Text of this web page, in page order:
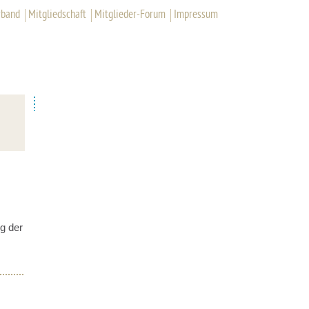
Mitgliedschaft Mitglieder-Forum Impressum
der